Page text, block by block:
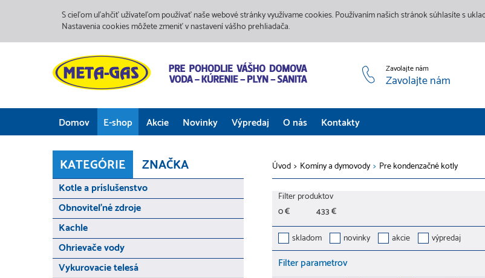
S cieľom uľahčiť užívateľom používať naše webové stránky využívame cookies. Používaním našich stránok súhlasíte s
Nastavenia cookies môžete zmeniť v nastavení vášho prehliadača.
Zavolajte nám
Zavolajte nám
Domov E-shop Akcie Novinky Výpredaj O nás
Služby
Predajne
Galéria
Kontakty
KATEGÓRIE ZNAČKA
Kotle a príslušenstvo
Obnoviteľné zdroje
Kachle
Ohrievače vody
Vykurovacie telesá
Úvod > Komíny a dymovody > Pre kondenzačné kotly
Filter produktov
0 €
433 €
skladom
novinky akcie výpredaj
Filter parametrov